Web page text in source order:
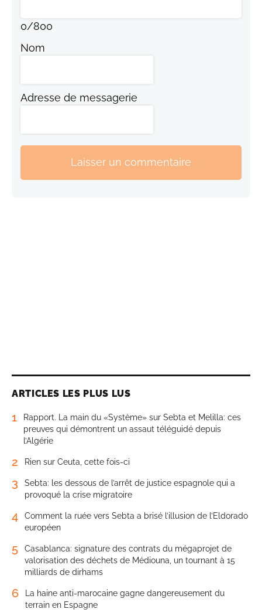
0/800
Nom
Adresse de messagerie
Laisser un commentaire
ARTICLES LES PLUS LUS
1
Rapport. La main du «Système» sur Sebta et Melilla: ces
preuves qui démontrent un assaut téléguidé depuis
l’Algérie
2 Rien sur Ceuta, cette fois-ci
3
Sebta: les dessous de l’arrêt de justice espagnole qui a
provoqué la crise migratoire
4
Comment la ruée vers Sebta a brisé l’illusion de l’Eldorado
européen
5
Casablanca: signature des contrats du mégaprojet de
valorisation des déchets de Médiouna, un tournant à 15
milliards de dirhams
6
La haine anti-marocaine gagne dangereusement du
terrain en Espagne